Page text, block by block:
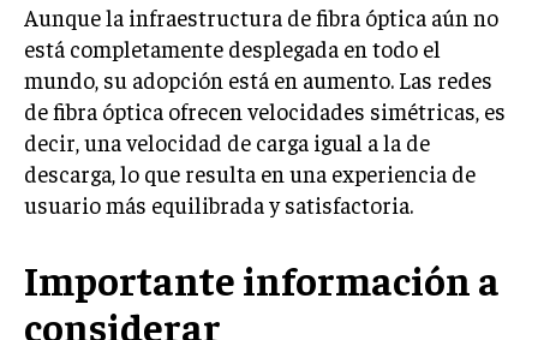
Aunque la infraestructura de fibra óptica aún no
está completamente desplegada en todo el
mundo, su adopción está en aumento. Las redes
de fibra óptica ofrecen velocidades simétricas, es
decir, una velocidad de carga igual a la de
descarga, lo que resulta en una experiencia de
usuario más equilibrada y satisfactoria.
Importante información a
considerar